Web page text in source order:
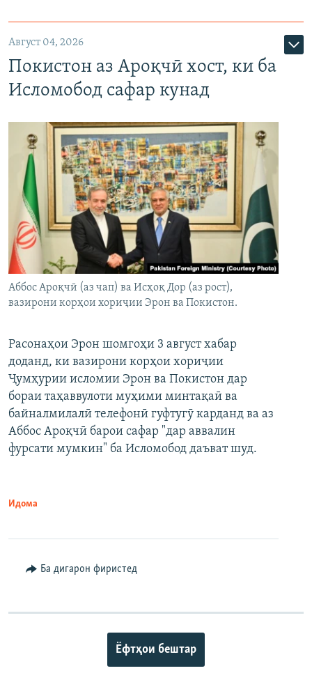
Август 04, 2026
Покистон аз Ароқчӣ хост, ки ба
Исломобод сафар кунад
Аббос Ароқчӣ (аз чап) ва Исҳоқ Дор (аз рост),
вазирони корҳои хориҷии Эрон ва Покистон.
Расонаҳои Эрон шомгоҳи 3 август хабар
доданд, ки вазирони корҳои хориҷии
Ҷумҳурии исломии Эрон ва Покистон дар
бораи таҳаввулоти муҳими минтақаӣ ва
байналмилалӣ телефонӣ гуфтугӯ карданд ва аз
Аббос Ароқчӣ барои сафар "дар аввалин
фурсати мумкин" ба Исломобод даъват шуд.
Идома
Ба дигарон фиристед
Ёфтҳои бештар